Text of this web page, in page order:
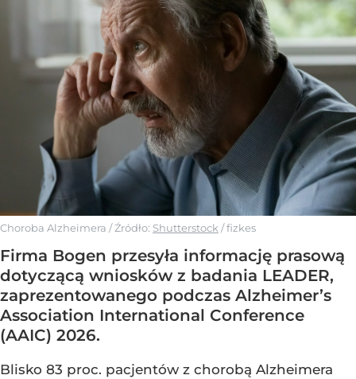
Choroba Alzheimera / Źródło: Shutterstock /fizkes
Firma Bogen przesyła informację prasową
dotyczącą wniosków z badania LEADER,
zaprezentowanego podczas Alzheimer’s
Association International Conference
(AAIC) 2026.
Blisko 83 proc. pacjentów z chorobą Alzheimera